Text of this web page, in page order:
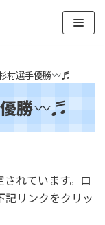
村選手優勝 ♬
勝 ♬
れています。ロ
リンクをクリッ